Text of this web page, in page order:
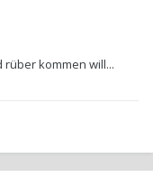
kommen will...